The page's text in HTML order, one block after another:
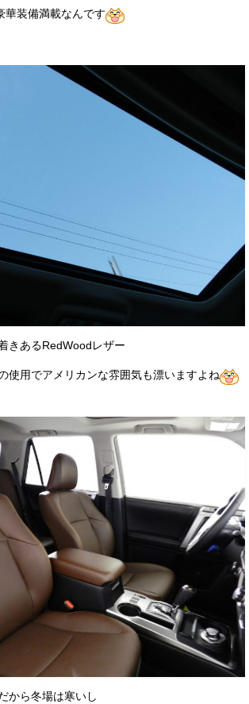
華装備満載なんです
きあるRedWoodレザー
使用でアメリカンな雰囲気も漂いますよね
から冬場は寒いし